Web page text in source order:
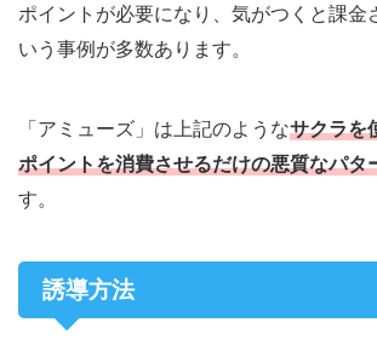
ポイントが必要になり、気がつくと課金
いう事例が多数あります。
「アミューズ」は上記のようなサクラを
ポイントを消費させるだけの悪質なパタ
す。
誘導方法